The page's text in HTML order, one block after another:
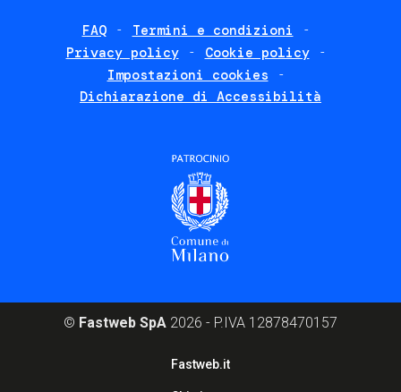
FAQ
Termini e condizioni
Privacy policy
Cookie policy
Impostazioni cookies
Dichiarazione di Accessibilità
© Fastweb SpA 2026 - P.IVA 12878470157
Fastweb.it